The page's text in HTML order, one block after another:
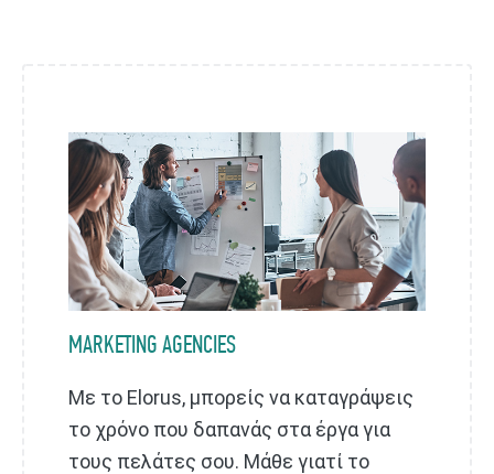
MARKETING AGENCIES
Mε το Elorus, μπορείς να καταγράψεις
το χρόνο που δαπανάς στα έργα για
τους πελάτες σου. Μάθε γιατί το